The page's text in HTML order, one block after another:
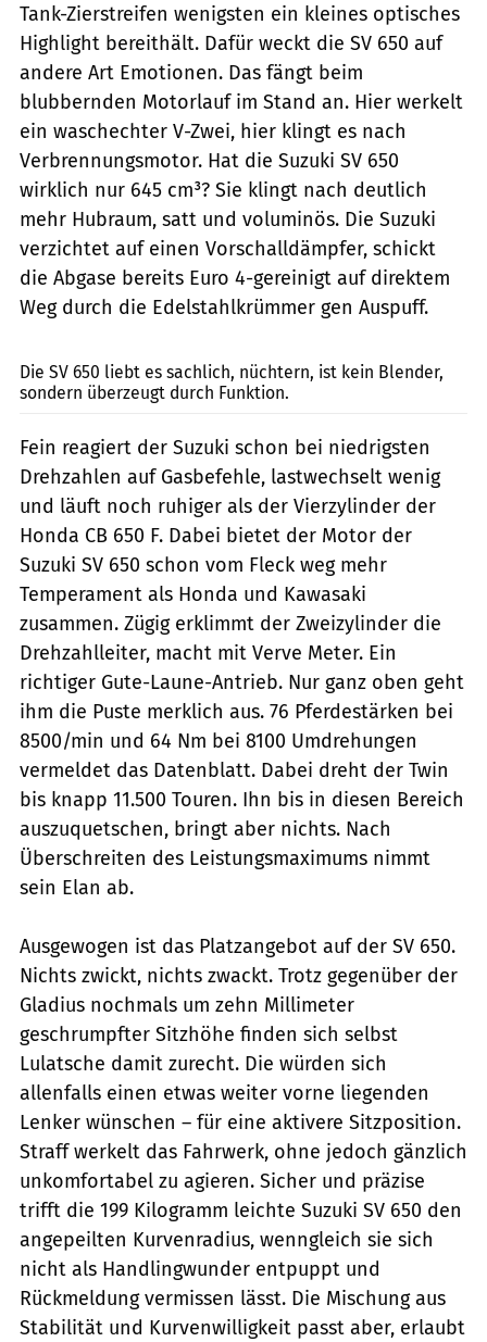
Tank-Zierstreifen wenigsten ein kleines optisches
Highlight bereithält. Dafür weckt die SV 650 auf
andere Art Emotionen. Das fängt beim
blubbernden Motorlauf im Stand an. Hier werkelt
ein waschechter V-Zwei, hier klingt es nach
Verbrennungsmotor. Hat die Suzuki SV 650
wirklich nur 645 cm³? Sie klingt nach deutlich
mehr Hubraum, satt und voluminös. Die Suzuki
verzichtet auf einen Vorschalldämpfer, schickt
die Abgase bereits Euro 4-gereinigt auf direktem
Weg durch die Edelstahlkrümmer gen Auspuff.
Die SV 650 liebt es sachlich, nüchtern, ist kein Blender,
sondern überzeugt durch Funktion.
Fein reagiert der Suzuki schon bei niedrigsten
Drehzahlen auf Gasbefehle, lastwechselt wenig
und läuft noch ruhiger als der Vierzylinder der
Honda CB 650 F. Dabei bietet der Motor der
Suzuki SV 650 schon vom Fleck weg mehr
Temperament als Honda und Kawasaki
zusammen. Zügig erklimmt der Zweizylinder die
Drehzahlleiter, macht mit Verve Meter. Ein
richtiger Gute-Laune-Antrieb. Nur ganz oben geht
ihm die Puste merklich aus. 76 Pferdestärken bei
8500/min und 64 Nm bei 8100 Umdrehungen
vermeldet das Datenblatt. Dabei dreht der Twin
bis knapp 11.500 Touren. Ihn bis in diesen Bereich
auszuquetschen, bringt aber nichts. Nach
Überschreiten des Leistungsmaximums nimmt
sein Elan ab.
Ausgewogen ist das Platzangebot auf der SV 650.
Nichts zwickt, nichts zwackt. Trotz gegenüber der
Gladius nochmals um zehn Millimeter
geschrumpfter Sitzhöhe finden sich selbst
Lulatsche damit zurecht. Die würden sich
allenfalls einen etwas weiter vorne liegenden
Lenker wünschen – für eine aktivere Sitzposition.
Straff werkelt das Fahrwerk, ohne jedoch gänzlich
unkomfortabel zu agieren. Sicher und präzise
trifft die 199 Kilogramm leichte Suzuki SV 650 den
angepeilten Kurvenradius, wenngleich sie sich
nicht als Handlingwunder entpuppt und
Rückmeldung vermissen lässt. Die Mischung aus
Stabilität und Kurvenwilligkeit passt aber, erlaubt